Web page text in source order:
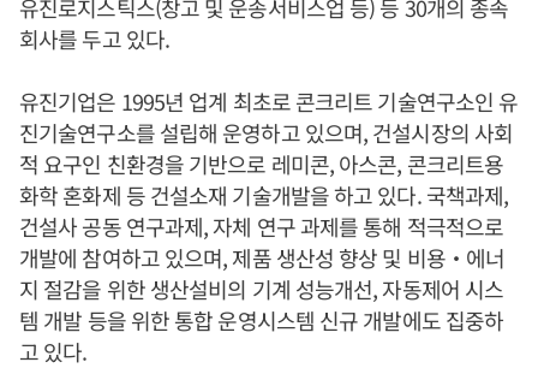
유진로지스틱스(창고 및 운송서비스업 등) 등 30개의 종속
회사를 두고 있다.
유진기업은 1995년 업계 최초로 콘크리트 기술연구소인 유
진기술연구소를 설립해 운영하고 있으며, 건설시장의 사회
적 요구인 친환경을 기반으로 레미콘, 아스콘, 콘크리트용
화학 혼화제 등 건설소재 기술개발을 하고 있다. 국책과제,
건설사 공동 연구과제, 자체 연구 과제를 통해 적극적으로
개발에 참여하고 있으며, 제품 생산성 향상 및 비용‧에너
지 절감을 위한 생산설비의 기계 성능개선, 자동제어 시스
템 개발 등을 위한 통합 운영시스템 신규 개발에도 집중하
고 있다.